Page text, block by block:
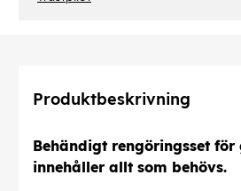
Produktbeskrivning
Behändigt rengöringsset
innehåller allt som behövs.